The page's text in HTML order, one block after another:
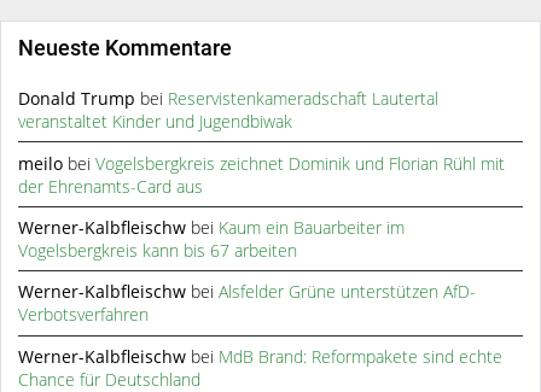
Neueste Kommentare
Donald Trump bei Reservistenkameradschaft Lautertal
veranstaltet Kinder und Jugendbiwak
meilo beiVogelsbergkreis zeichnet Dominik und Florian Rühl mit
der Ehrenamts-Card aus
Werner-Kalbfleischw bei Kaum ein Bauarbeiter im
Vogelsbergkreis kann bis 67 arbeiten
Werner-Kalbfleischw beiAlsfelder Grüne unterstützen AfD-
Verbotsverfahren
Werner-Kalbfleischw bei MdB Brand: Reformpakete sind echte
Chance für Deutschland